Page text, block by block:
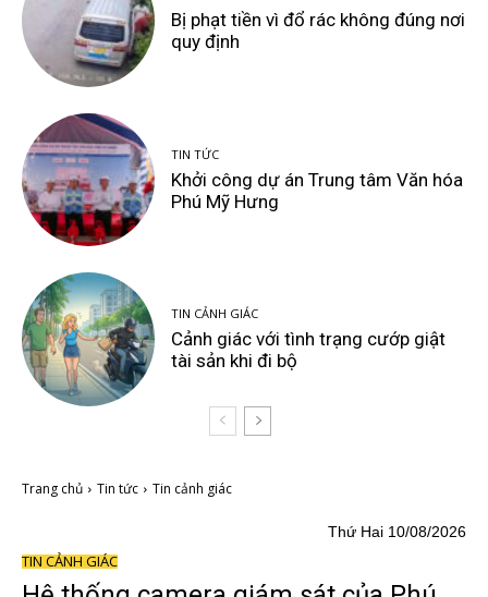
Bị phạt tiền vì đổ rác không đúng nơi
quy định
TIN TỨC
Khởi công dự án Trung tâm Văn hóa
Phú Mỹ Hưng
TIN CẢNH GIÁC
Cảnh giác với tình trạng cướp giật
tài sản khi đi bộ